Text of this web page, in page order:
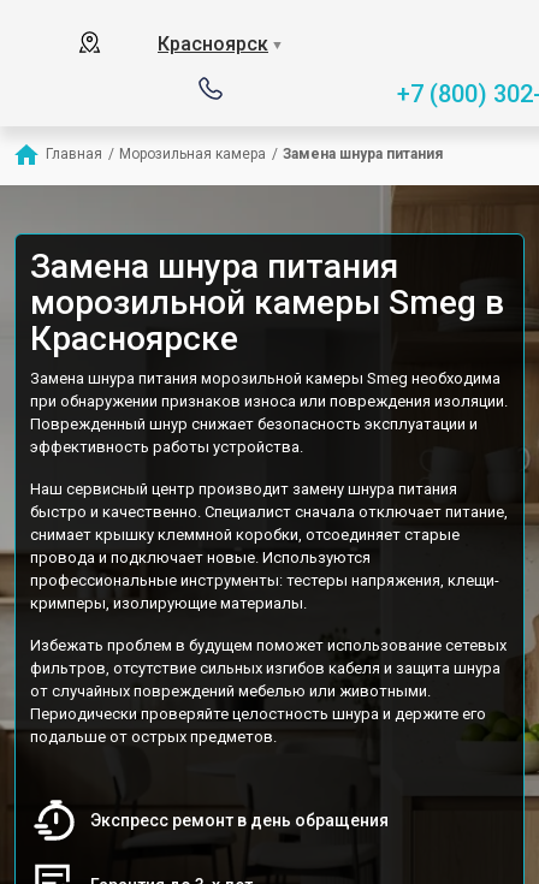
Красноярск ▼
+7 (800)
Главная / Морозильная камера / Замена шнура питания
Замена шнура питания
морозильной камеры Smeg в
Красноярске
Замена шнура питания морозильной камеры Smeg необходима
при обнаружении признаков износа или повреждения изоляции.
Поврежденный шнур снижает безопасность эксплуатации и
эффективность работы устройства.
Наш сервисный центр производит замену шнура питания
быстро и качественно. Специалист сначала отключает питание,
снимает крышку клеммной коробки, отсоединяет старые
провода и подключает новые. Используются
профессиональные инструменты: тестеры напряжения, клещи-
кримперы, изолирующие материалы.
Избежать проблем в будущем поможет использование сетевых
фильтров, отсутствие сильных изгибов кабеля и защита шнура
от случайных повреждений мебелью или животными.
Периодически проверяйте целостность шнура и держите его
подальше от острых предметов.
Экспресс ремонт в день обращения